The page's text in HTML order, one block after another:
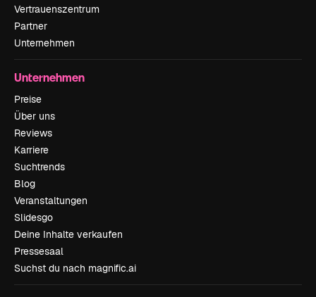
Vertrauenszentrum
Partner
Unternehmen
Unternehmen
Preise
Über uns
Reviews
Karriere
Suchtrends
Blog
Veranstaltungen
Slidesgo
Deine Inhalte verkaufen
Pressesaal
Suchst du nach magnific.ai